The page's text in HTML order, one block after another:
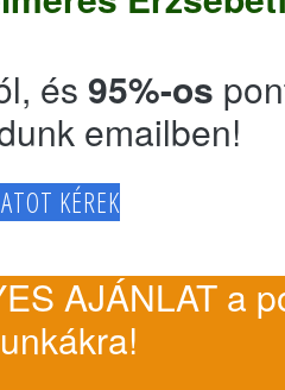
és 95%-os
emailben!
KÉREK
AJÁNLAT a